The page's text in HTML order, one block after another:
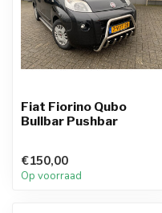
Fiat Fiorino Qubo
Bullbar Pushbar
€150,00
Op voorraad